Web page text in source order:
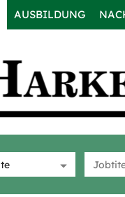
AUSBILDUNG